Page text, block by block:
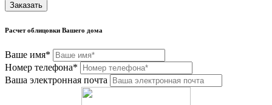
Заказать
Расчет облицовки Вашего дома
Ваше имя*
Номер телефона*
Ваша электронная почта